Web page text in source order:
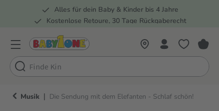
Zur Hauptnavigation springen
Alles für dein Baby & Kinder bis 4 Jahre
Kostenlose Retoure, 30 Tage Rückgaberecht
Musik | Die Sendung mit dem Elefanten - Schlaf schön!